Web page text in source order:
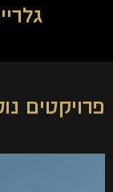
פרויקטים